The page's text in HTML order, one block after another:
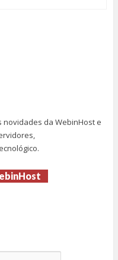
novidades da WebinHost e